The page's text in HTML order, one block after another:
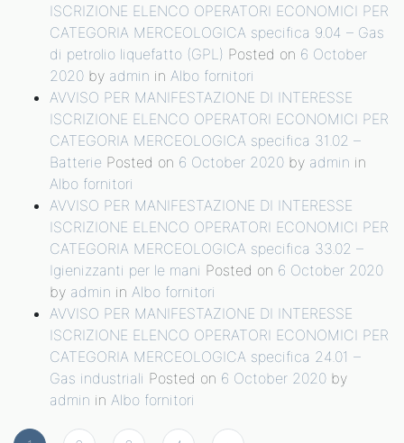
ISCRIZIONE ELENCO OPERATORI ECONOMICI PER
CATEGORIA MERCEOLOGICA specifica 9.04 – Gas
di petrolio liquefatto (GPL) Posted on 6 October
2020 by admin in Albo fornitori
AVVISO PER MANIFESTAZIONE DI INTERESSE
ISCRIZIONE ELENCO OPERATORI ECONOMICI PER
CATEGORIA MERCEOLOGICA specifica 31.02 –
Batterie Posted on 6 October 2020 by admin in
Albo fornitori
AVVISO PER MANIFESTAZIONE DI INTERESSE
ISCRIZIONE ELENCO OPERATORI ECONOMICI PER
CATEGORIA MERCEOLOGICA specifica 33.02 –
Igienizzanti per le mani Posted on 6 October 2020
by admin in Albo fornitori
AVVISO PER MANIFESTAZIONE DI INTERESSE
ISCRIZIONE ELENCO OPERATORI ECONOMICI PER
CATEGORIA MERCEOLOGICA specifica 24.01 –
Gas industriali Posted on 6 October 2020 by
admin in Albo fornitori